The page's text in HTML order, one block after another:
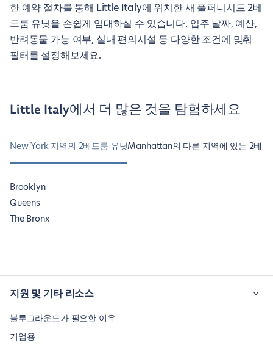
한 예약 절차를 통해 Little Italy에 위치한 새 풀퍼니시드 2베
드룸 유닛을 손쉽게 임대하실 수 있습니다. 입주 날짜, 예산,
반려동물 가능 여부, 실내 편의시설 등 다양한 조건에 맞춰
필터를 설정해보세요.
Little Italy에서 더 많은 것을 탐험하세요
New York 지역의 2베드룸 유닛Manhattan의 다른 지역에 있는 2베드
Brooklyn
Queens
The Bronx
지원 및 기타 리소스
블루그라운드가 필요한 이유
기업용